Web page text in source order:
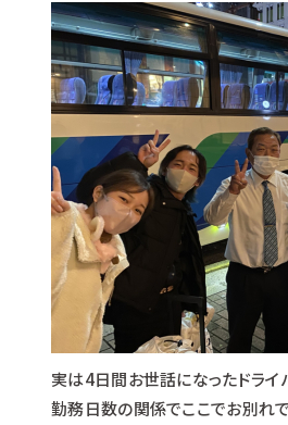
実は4日間お世話になったドライ
勤務日数の関係でここでお別れで